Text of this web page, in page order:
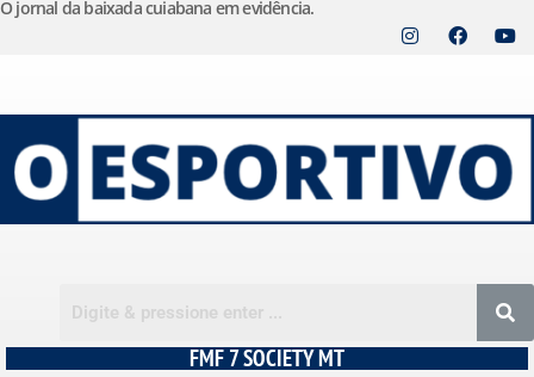
o
conteúdo
O jornal da baixada cuiabana em evidência.
FMF 7 SOCIETY MT